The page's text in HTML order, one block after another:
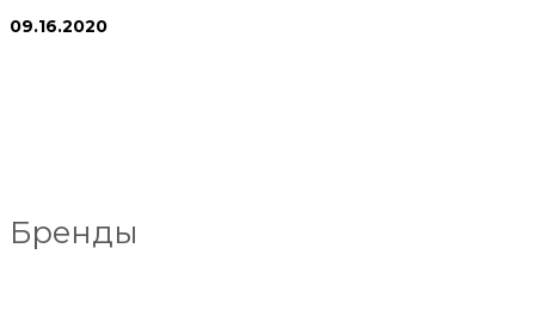
09.16.2020
Бренды